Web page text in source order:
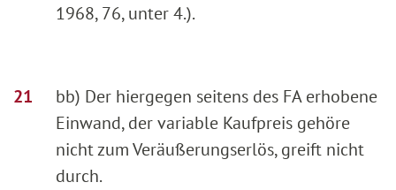
1968, 76, unter 4.).
bb) Der hiergegen seitens des FA erhobene
Einwand, der variable Kaufpreis gehöre
nicht zum Veräußerungserlös, greift nicht
durch.